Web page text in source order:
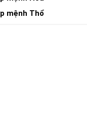
mệnh Thổ